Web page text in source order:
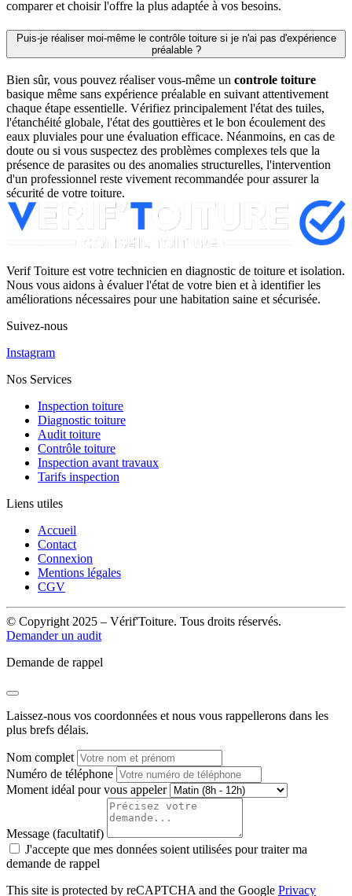
comparer et choisir l'offre la plus adaptée à vos besoins.
Puis-je réaliser moi-même le contrôle toiture si je n'ai pas d'expérience
préalable ?
Bien sûr, vous pouvez réaliser vous-même un controle toiture
basique même sans expérience préalable en suivant attentivement
chaque étape essentielle. Vérifiez principalement l'état des tuiles,
l'étanchéité globale, l'état des gouttières et le bon écoulement des
eaux pluviales pour une évaluation efficace. Néanmoins, en cas de
doute ou si vous suspectez des problèmes complexes tels que la
présence de parasites ou des anomalies structurelles, l'intervention
d'un professionnel reste vivement recommandée pour assurer la
sécurité de votre toiture.
Verif Toiture est votre technicien en diagnostic de toiture et isolation.
Nous vous aidons à évaluer l'état de votre bien et à identifier les
améliorations nécessaires pour une habitation saine et sécurisée.
Suivez-nous
Instagram
Nos Services
Inspection toiture
Diagnostic toiture
Audit toiture
Contrôle toiture
Inspection avant travaux
Tarifs inspection
Liens utiles
Accueil
Contact
Connexion
Mentions légales
CGV
© Copyright 2025 – Vérif'Toiture. Tous droits réservés.
Demander un audit
Demande de rappel
Laissez-nous vos coordonnées et nous vous rappellerons dans les
plus brefs délais.
Nom complet
Numéro de téléphone
Moment idéal pour vous appeler
Message (facultatif)
J'accepte que mes données soient utilisées pour traiter ma
demande de rappel
This site is protected by reCAPTCHA and the Google Privacy